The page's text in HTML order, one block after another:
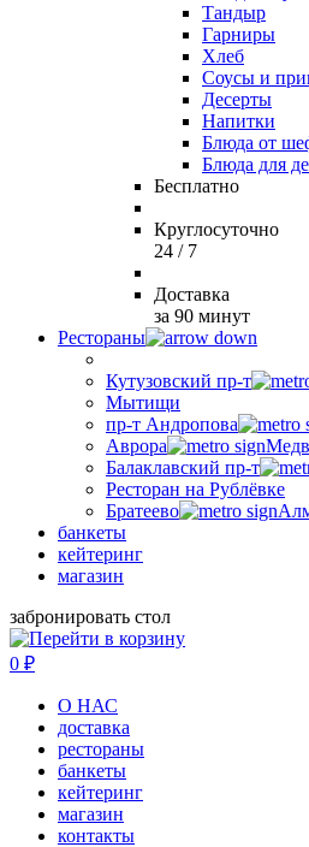
Тандыр
Гарниры
Хлеб
Соусы и
Десерты
Напитки
Блюда от
Блюда для
Бесплатно
Круглосуточно
24 / 7
Доставка
за 90 минут
Рестораны
Кутузовский пр-т
Мытищи
пр-т Андропова
Аврора
Балаклавский пр-т
Ресторан на Рублёвке
Братеево
банкеты
кейтеринг
магазин
забронировать стол
0 ₽
О НАС
доставка
рестораны
банкеты
кейтеринг
магазин
контакты